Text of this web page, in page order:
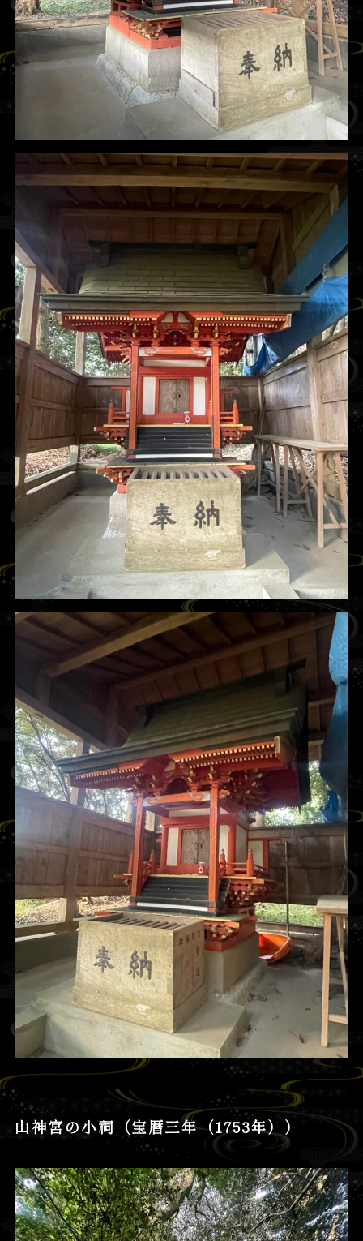
山神宮の小祠（宝暦三年（1753年））